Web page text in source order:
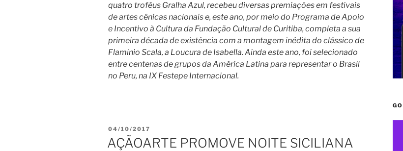
quatro troféus Gralha Azul, recebeu diversas premiações em festivais
de artes cênicas nacionais e, este ano, por meio do Programa de Apoio
e Incentivo à Cultura da Fundação Cultural de Curitiba, completa a sua
primeira década de existência com a montagem inédita do clássico de
Flaminio Scala, a Loucura de Isabella. Ainda este ano, foi selecionado
entre centenas de grupos da América Latina para representar o Brasil
no Peru, na IX Festepe Internacional.
PUBLICADO
EM
04/10/2017
AÇÃOARTE PROMOVE NOITE SICILIANA